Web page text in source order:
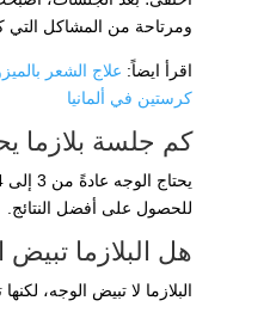
ومرتاحة من المشاكل التي
اقرأ ايضاً: علاج الشعر
كرستين في ألمانيا
كم جلسة بلازما
للحصول على أفضل النتائج.
هل البلازما تبيض
البلازما لا تبيض الوجه،